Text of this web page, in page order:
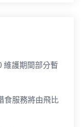
維護期間部分暫
食服務將由飛比